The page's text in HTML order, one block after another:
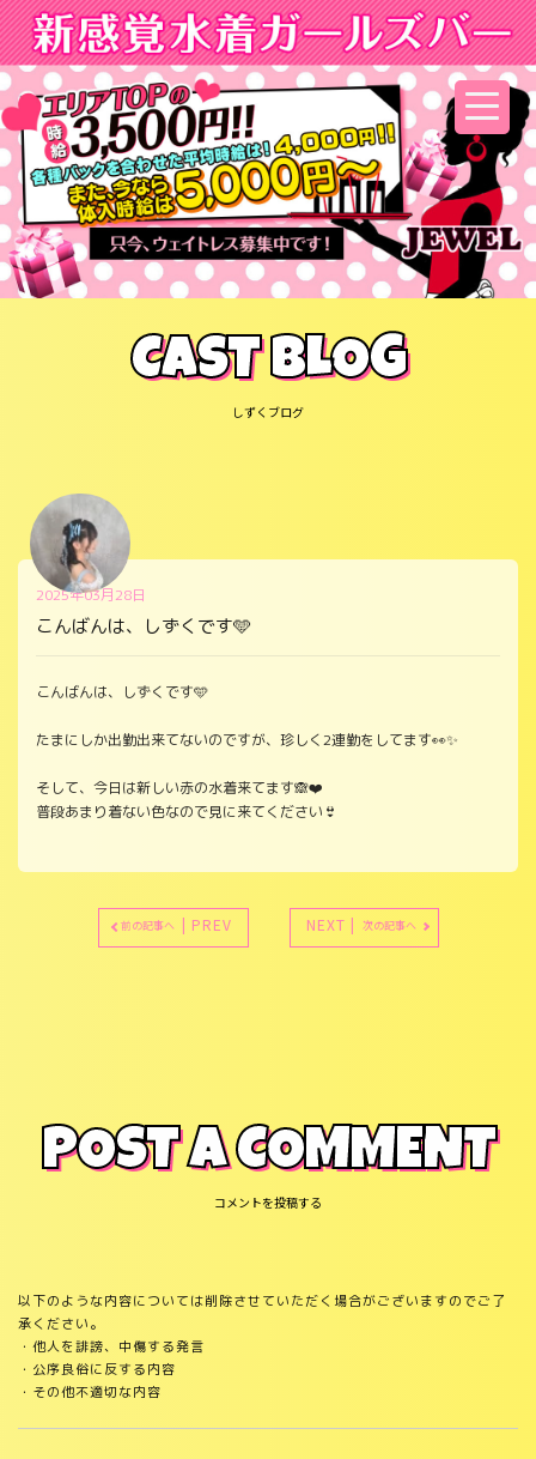
CAST BLOG
しずくブログ
こんばんは、しずくです🩵
2025年03月28日
こんばんは、しずくです🩵
たまにしか出勤出来てないのですが、珍しく2連勤をしてます👀✨
そして、今日は新しい赤の水着来てます🙈❤️
普段あまり着ない色なので見に来てください👙
前の記事へ | PREV NEXT | 次の記事へ
POST A COMMENT
コメントを投稿する
以下のような内容については削除させていただく場合がございますのでご了
承ください。
・他人を誹謗、中傷する発言
・公序良俗に反する内容
・その他不適切な内容